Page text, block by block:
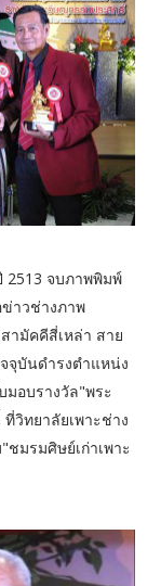
2513 จบภาพพิมพ์
าวช่างภาพ
ามัคคีสี่เหล่า สาย
จุบันดำรงตำแหน่ง
อบรางวัล"พระ
วิทยาลัยเพาะช่าง
มรมศิษย์เก่าเพาะ